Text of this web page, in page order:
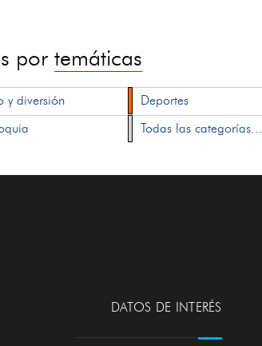
portemáticas
y diversión Deportes
Todas las categorías...
DATOS DE INTERÉS